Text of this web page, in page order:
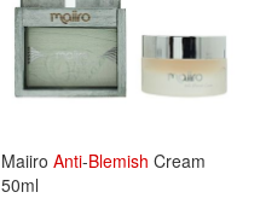
Maiiro Anti-Blemish Cream
50ml